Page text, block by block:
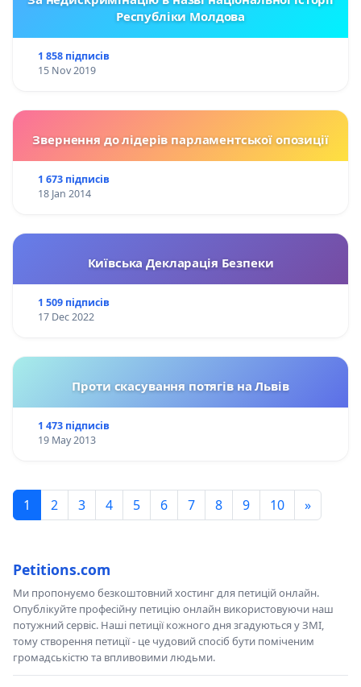
Республіки Молдова
1 858 підписів
15 Nov 2019
Звернення до лідерів парламентської опозиції
1 673 підписів
18 Jan 2014
Київська Декларація Безпеки
1 509 підписів
17 Dec 2022
Проти скасування потягів на Львів
1 473 підписів
19 May 2013
1 2 3 4 5 6 7 8 9 10 »
Petitions.com
Ми пропонуємо безкоштовний хостинг для петицій онлайн.
Опублікуйте професійну петицію онлайн використовуючи наш
потужний сервіс. Наші петиції кожного дня згадуються у ЗМІ,
тому створення петиції - це чудовий спосіб бути поміченим
громадськістю та впливовими людьми.